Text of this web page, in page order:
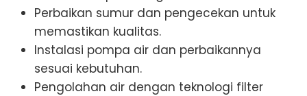
Perbaikan sumur dan pengecekan untuk
memastikan kualitas.
Instalasi pompa air dan perbaikannya
sesuai kebutuhan.
Pengolahan air dengan teknologi filter